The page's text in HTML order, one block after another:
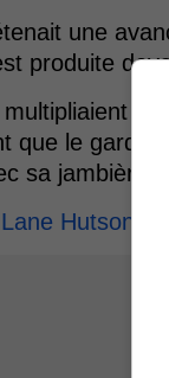
une
produite
que le
sa jambière,
Lane Hutson